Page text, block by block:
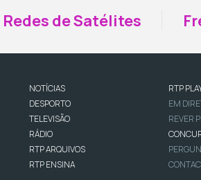
Redes de Satélites
NOTÍCIAS
DESPORTO
TELEVISÃO
RÁDIO
RTP ARQUIVOS
RTP ENSINA
RTP
EM
REVER